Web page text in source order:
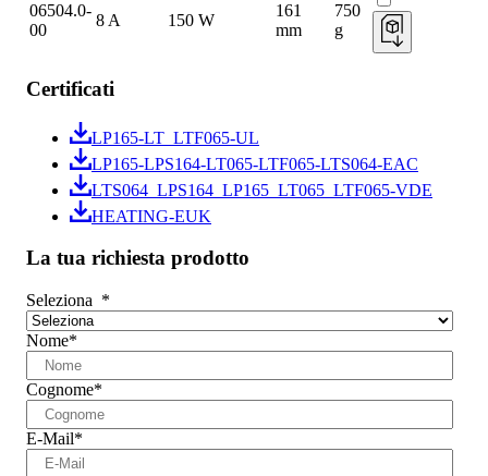
06504.0-
00
8 A 150 W
161
mm
750
g
Certificati
LP165-LT_LTF065-UL
LP165-LPS164-LT065-LTF065-LTS064-EAC
LTS064_LPS164_LP165_LT065_LTF065-VDE
HEATING-EUK
La tua richiesta prodotto
Seleziona *
Nome*
Cognome*
E-Mail*